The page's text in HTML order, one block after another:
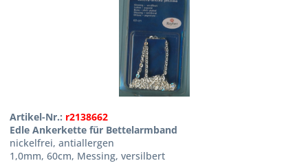
Artikel-Nr.: r2138662
Edle Ankerkette für Bettelarmband
nickelfrei, antiallergen
1,0mm, 60cm, Messing, versilbert